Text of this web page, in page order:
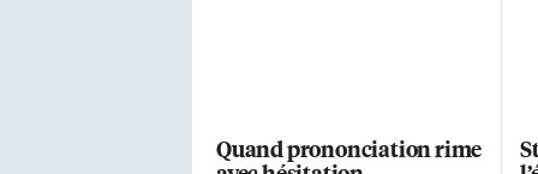
Quand prononciation rime